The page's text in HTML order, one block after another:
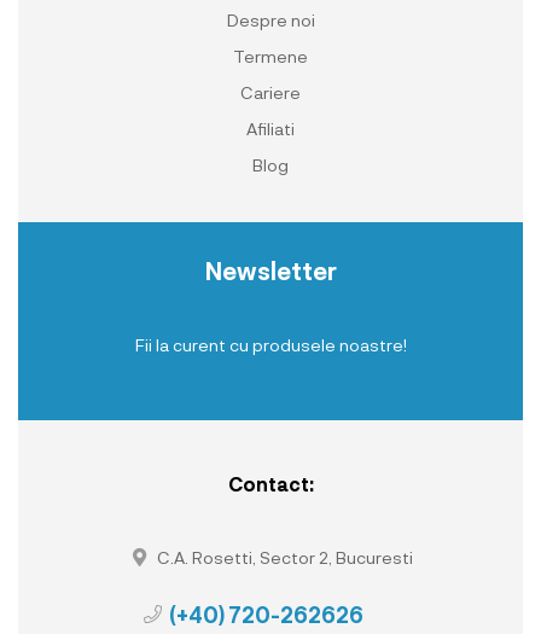
Despre noi
Termene
Cariere
Afiliati
Blog
Newsletter
Fii la curent cu produsele noastre!
Contact:
C.A. Rosetti, Sector 2, Bucuresti
(+40) 720-262626